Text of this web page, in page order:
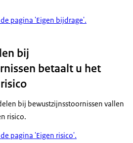
pagina 'Eigen bijdrage'.
bij
betaalt u het
bij bewustzijnsstoornissen vallen
risico.
pagina 'Eigen risico'.